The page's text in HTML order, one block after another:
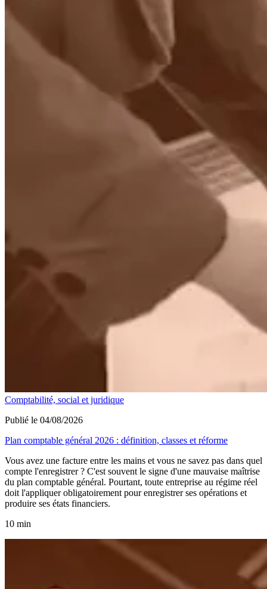
Comptabilité, social et juridique
Publié le 04/08/2026
Plan comptable général 2026 : définition, classes et réforme
Vous avez une facture entre les mains et vous ne savez pas dans quel
compte l'enregistrer ? C'est souvent le signe d'une mauvaise maîtrise
du plan comptable général. Pourtant, toute entreprise au régime réel
doit l'appliquer obligatoirement pour enregistrer ses opérations et
produire ses états financiers.
10 min